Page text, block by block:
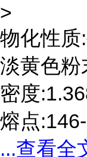
>
物化性质
淡黄色粉
密度
熔点
...查看全